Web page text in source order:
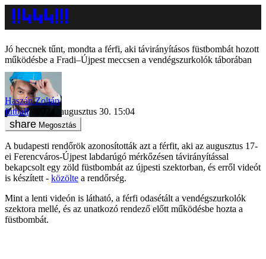
Jó heccnek tűnt, mondta a férfi, aki távirányításos füstbombát hozott
működésbe a Fradi–Újpest meccsen a vendégszurkolók táborában
Haszán Zoltán
futball
2024. augusztus 30. 15:04
Megosztás
A budapesti rendőrök azonosították azt a férfit, aki az augusztus 17-
ei Ferencváros-Újpest labdarúgó mérkőzésen távirányítással
bekapcsolt egy zöld füstbombát az újpesti szektorban, és erről videót
is készített - közölte a rendőrség.
Mint a lenti videón is látható, a férfi odasétált a vendégszurkolók
szektora mellé, és az unatkozó rendező előtt működésbe hozta a
füstbombát.